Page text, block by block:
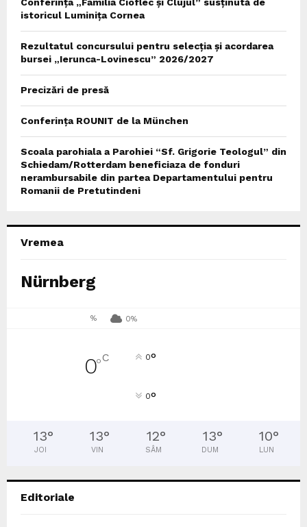
istoricul Luminița Cornea
Rezultatul concursului pentru selecția și acordarea
bursei „Ierunca-Lovinescu” 2026/2027
Precizări de presă
Conferința ROUNIT de la München
Scoala parohiala a Parohiei “Sf. Grigorie Teologul” din
Schiedam/Rotterdam beneficiaza de fonduri
nerambursabile din partea Departamentului pentru
Romanii de Pretutindeni
Vremea
Nürnberg
% 0%
0°C 0°
0°
13°
JOI
13°
VIN
12°
SÂM
13°
DUM
10°
LUN
Editoriale